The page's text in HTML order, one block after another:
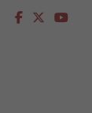
facebook